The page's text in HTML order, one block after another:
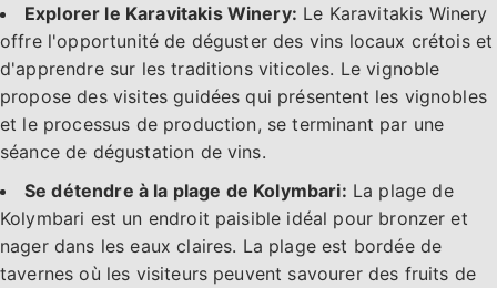
Explorer le Karavitakis Winery: Le Karavitakis Winery
offre l'opportunité de déguster des vins locaux crétois et
d'apprendre sur les traditions viticoles. Le vignoble
propose des visites guidées qui présentent les vignobles
et le processus de production, se terminant par une
séance de dégustation de vins.
Se détendre à la plage de Kolymbari: La plage de
Kolymbari est un endroit paisible idéal pour bronzer et
nager dans les eaux claires. La plage est bordée de
tavernes où les visiteurs peuvent savourer des fruits de